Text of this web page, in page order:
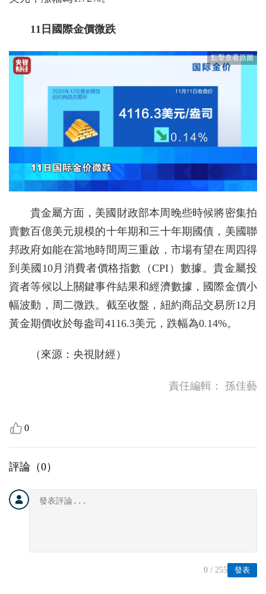
11日國際金價微跌
貴金屬方面，美國財政部本周晚些時候將密集拍
賣數百億美元規模的十年期和三十年期國債，美國聯
邦政府如能在當地時間周三重啟，市場有望在周四得
到美國10月消費者價格指數（CPI）數據。貴金屬投
資者等候以上關鍵事件結果和經濟數據，國際金價小
幅波動，周二微跌。截至收盤，紐約商品交易所12月
黃金期價收於每盎司4116.3美元，跌幅為0.14%。
（來源：央視財經）
責任編輯： 孫佳藝
0
評論（0）
發表
0 / 255